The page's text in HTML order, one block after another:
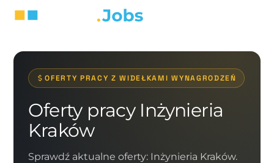
OFERTY PRACY Z WIDEŁKAMI WYNAGRODZEŃ
Oferty pracy Inżynieria
Kraków
Sprawdź aktualne oferty: Inżynieria Kraków.